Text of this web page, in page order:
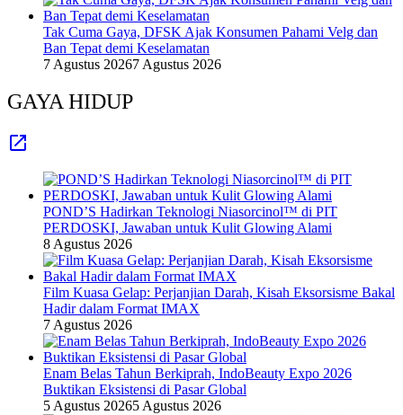
Tak Cuma Gaya, DFSK Ajak Konsumen Pahami Velg dan
Ban Tepat demi Keselamatan
7 Agustus 20267 Agustus 2026
GAYA HIDUP
POND’S Hadirkan Teknologi Niasorcinol™ di PIT
PERDOSKI, Jawaban untuk Kulit Glowing Alami
8 Agustus 2026
Film Kuasa Gelap: Perjanjian Darah, Kisah Eksorsisme Bakal
Hadir dalam Format IMAX
7 Agustus 2026
Enam Belas Tahun Berkiprah, IndoBeauty Expo 2026
Buktikan Eksistensi di Pasar Global
5 Agustus 20265 Agustus 2026